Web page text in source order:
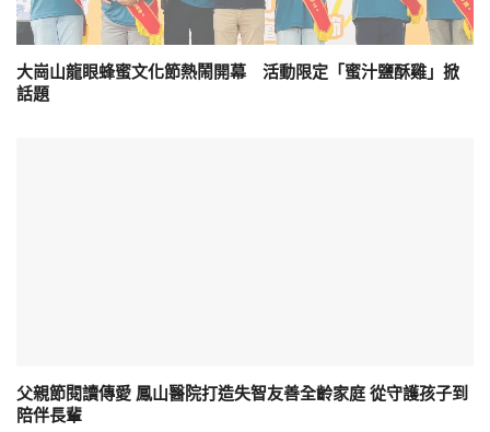
大崗山龍眼蜂蜜文化節熱鬧開幕 活動限定「蜜汁鹽酥雞」掀
話題
父親節閱讀傳愛 鳳山醫院打造失智友善全齡家庭 從守護孩子到
陪伴長輩